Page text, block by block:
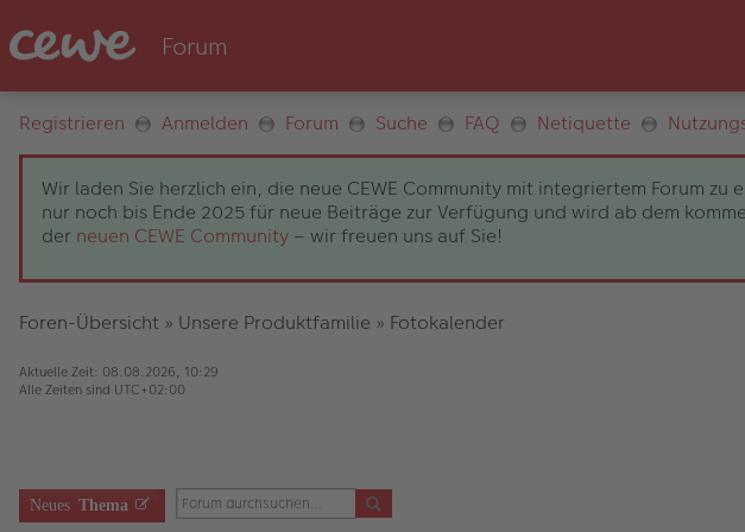
Registrieren Anmelden Forum Suche FAQ Netiquette
Wir laden Sie herzlich ein, die neue CEWE Community mit integriertem Forum
nur noch bis Ende 2025 für neue Beiträge zur Verfügung und wird ab dem
der neuen CEWE Community – wir freuen uns auf Sie!
Foren-Übersicht » Unsere Produktfamilie » Fotokalender
Aktuelle Zeit: 08.08.2026, 10:29
Alle Zeiten sind UTC+02:00
Neues Thema